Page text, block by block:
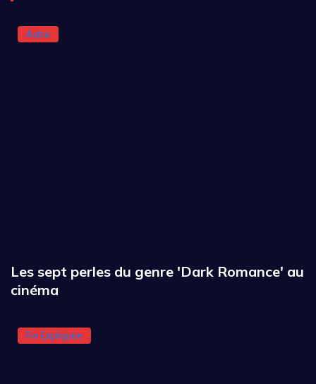
Autre
Les sept perles du genre 'Dark Romance' au
cinéma
Fin Expliquée